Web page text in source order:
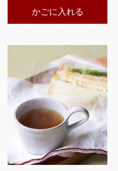
かごに入れる